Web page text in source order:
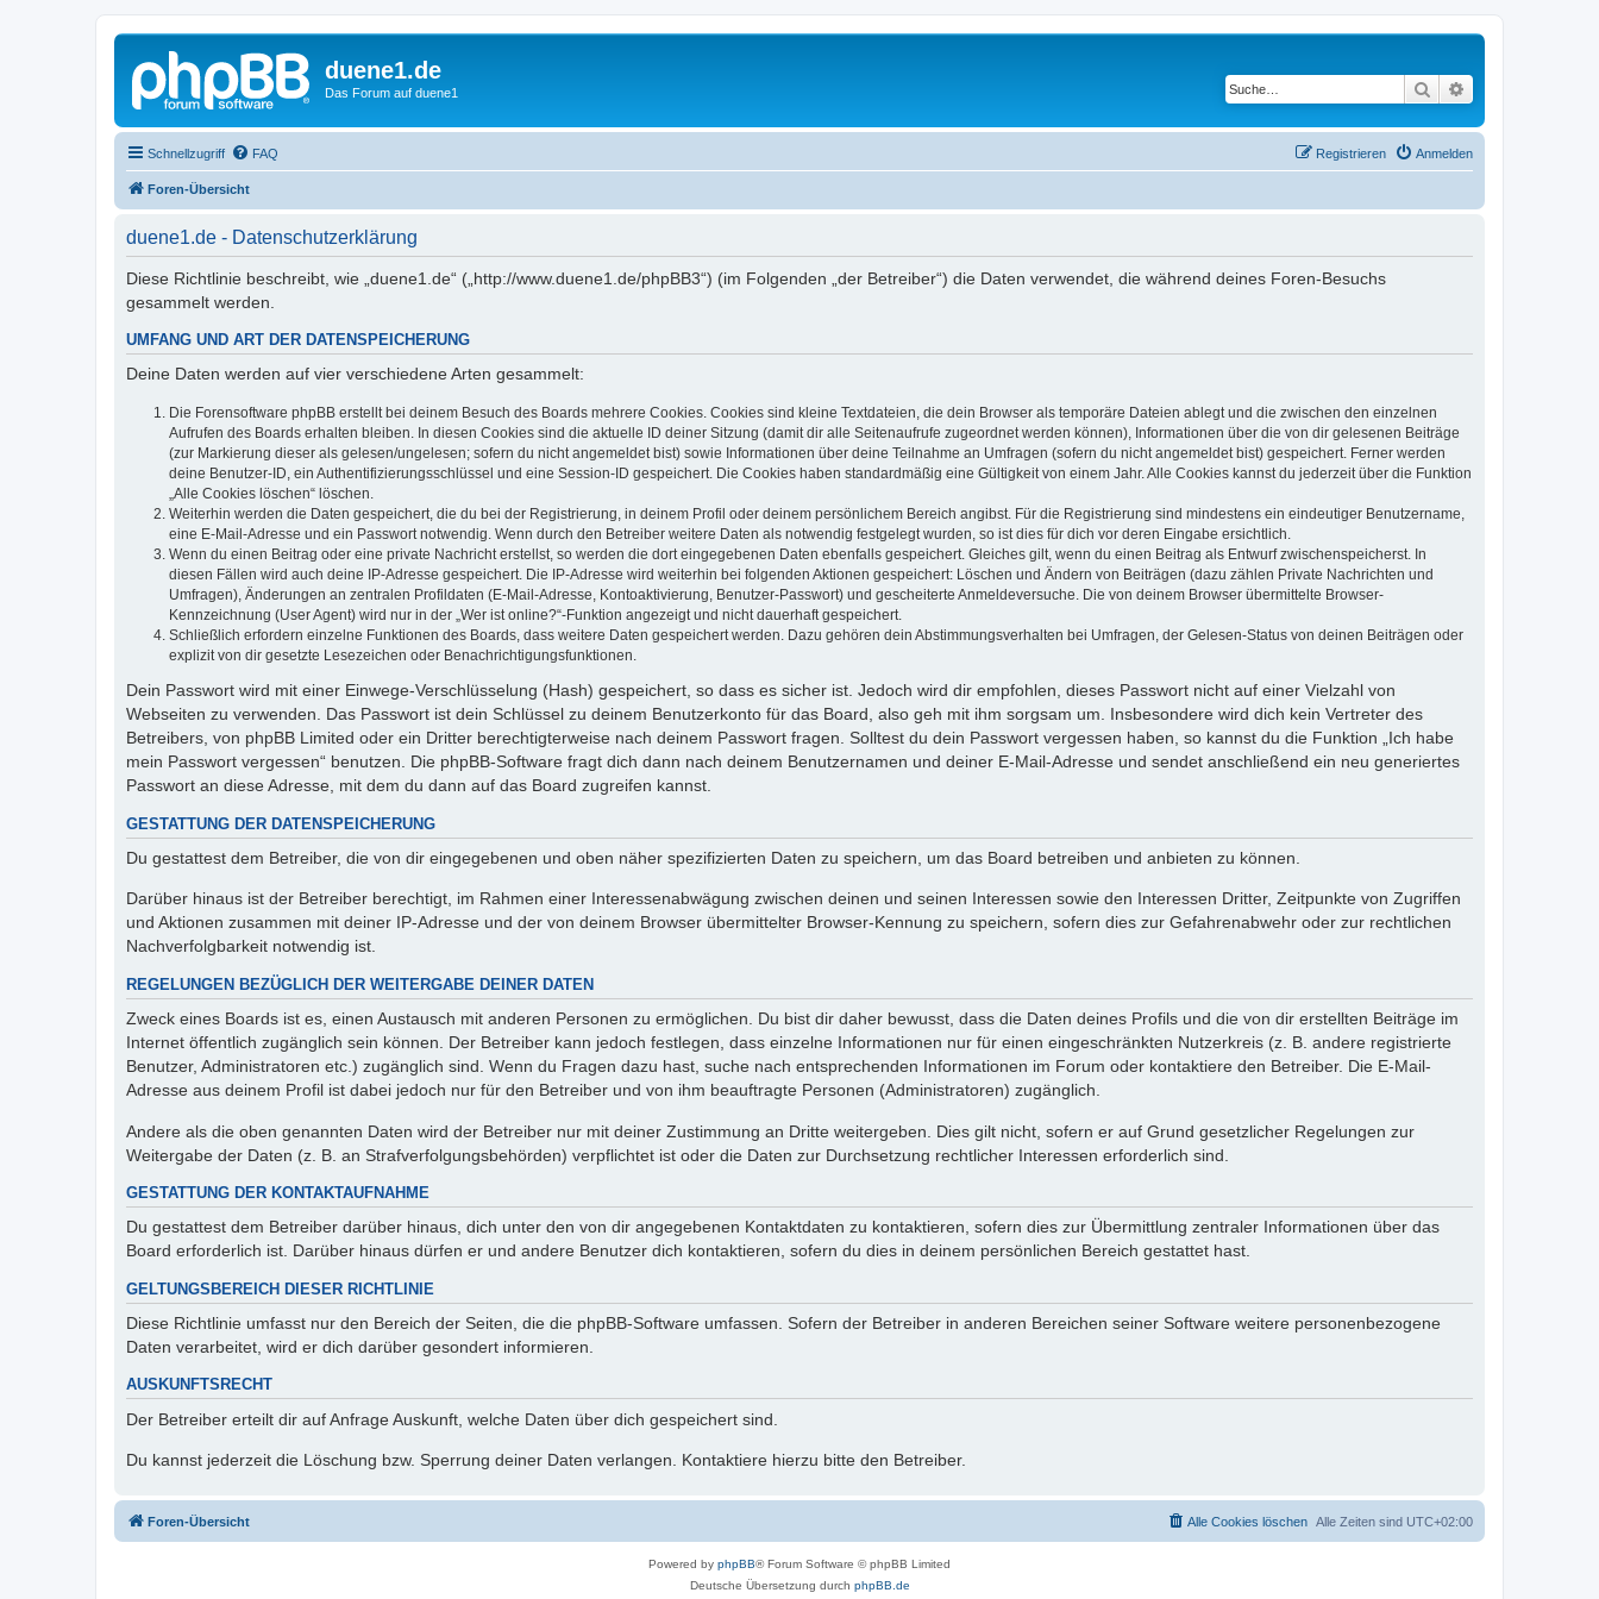
duene1.de
Das Forum auf duene1 Suche
Schnellzugriff FAQ Anmelden
Registrieren
Foren-Übersicht
duene1.de - Datenschutzerklärung
Diese Richtlinie beschreibt, wie „duene1.de“ („http://www.duene1.de/phpBB3“) (im Folgenden „der Betreiber“) die Daten verwendet, die während deines Foren-Besuchs
gesammelt werden.
UMFANG UND ART DER DATENSPEICHERUNG
Deine Daten werden auf vier verschiedene Arten gesammelt:
Die Forensoftware phpBB erstellt bei deinem Besuch des Boards mehrere Cookies. Cookies sind kleine Textdateien, die dein Browser als temporäre Dateien ablegt und die zwischen den einzelnen
Aufrufen des Boards erhalten bleiben. In diesen Cookies sind die aktuelle ID deiner Sitzung (damit dir alle Seitenaufrufe zugeordnet werden können), Informationen über die von dir gelesenen Beiträge
(zur Markierung dieser als gelesen/ungelesen; sofern du nicht angemeldet bist) sowie Informationen über deine Teilnahme an Umfragen (sofern du nicht angemeldet bist) gespeichert. Ferner werden
deine Benutzer-ID, ein Authentifizierungsschlüssel und eine Session-ID gespeichert. Die Cookies haben standardmäßig eine Gültigkeit von einem Jahr. Alle Cookies kannst du jederzeit über die Funktion
„Alle Cookies löschen“ löschen.
Weiterhin werden die Daten gespeichert, die du bei der Registrierung, in deinem Profil oder deinem persönlichem Bereich angibst. Für die Registrierung sind mindestens ein eindeutiger Benutzername,
eine E-Mail-Adresse und ein Passwort notwendig. Wenn durch den Betreiber weitere Daten als notwendig festgelegt wurden, so ist dies für dich vor deren Eingabe ersichtlich.
Wenn du einen Beitrag oder eine private Nachricht erstellst, so werden die dort eingegebenen Daten ebenfalls gespeichert. Gleiches gilt, wenn du einen Beitrag als Entwurf zwischenspeicherst. In
diesen Fällen wird auch deine IP-Adresse gespeichert. Die IP-Adresse wird weiterhin bei folgenden Aktionen gespeichert: Löschen und Ändern von Beiträgen (dazu zählen Private Nachrichten und
Umfragen), Änderungen an zentralen Profildaten (E-Mail-Adresse, Kontoaktivierung, Benutzer-Passwort) und gescheiterte Anmeldeversuche. Die von deinem Browser übermittelte Browser-
Kennzeichnung (User Agent) wird nur in der „Wer ist online?“-Funktion angezeigt und nicht dauerhaft gespeichert.
Schließlich erfordern einzelne Funktionen des Boards, dass weitere Daten gespeichert werden. Dazu gehören dein Abstimmungsverhalten bei Umfragen, der Gelesen-Status von deinen Beiträgen oder
explizit von dir gesetzte Lesezeichen oder Benachrichtigungsfunktionen.
Dein Passwort wird mit einer Einwege-Verschlüsselung (Hash) gespeichert, so dass es sicher ist. Jedoch wird dir empfohlen, dieses Passwort nicht auf einer Vielzahl von
Webseiten zu verwenden. Das Passwort ist dein Schlüssel zu deinem Benutzerkonto für das Board, also geh mit ihm sorgsam um. Insbesondere wird dich kein Vertreter des
Betreibers, von phpBB Limited oder ein Dritter berechtigterweise nach deinem Passwort fragen. Solltest du dein Passwort vergessen haben, so kannst du die Funktion „Ich habe
mein Passwort vergessen“ benutzen. Die phpBB-Software fragt dich dann nach deinem Benutzernamen und deiner E-Mail-Adresse und sendet anschließend ein neu generiertes
Passwort an diese Adresse, mit dem du dann auf das Board zugreifen kannst.
GESTATTUNG DER DATENSPEICHERUNG
Du gestattest dem Betreiber, die von dir eingegebenen und oben näher spezifizierten Daten zu speichern, um das Board betreiben und anbieten zu können.
Darüber hinaus ist der Betreiber berechtigt, im Rahmen einer Interessenabwägung zwischen deinen und seinen Interessen sowie den Interessen Dritter, Zeitpunkte von Zugriffen
und Aktionen zusammen mit deiner IP-Adresse und der von deinem Browser übermittelter Browser-Kennung zu speichern, sofern dies zur Gefahrenabwehr oder zur rechtlichen
Nachverfolgbarkeit notwendig ist.
REGELUNGEN BEZÜGLICH DER WEITERGABE DEINER DATEN
Zweck eines Boards ist es, einen Austausch mit anderen Personen zu ermöglichen. Du bist dir daher bewusst, dass die Daten deines Profils und die von dir erstellten Beiträge im
Internet öffentlich zugänglich sein können. Der Betreiber kann jedoch festlegen, dass einzelne Informationen nur für einen eingeschränkten Nutzerkreis (z. B. andere registrierte
Benutzer, Administratoren etc.) zugänglich sind. Wenn du Fragen dazu hast, suche nach entsprechenden Informationen im Forum oder kontaktiere den Betreiber. Die E-Mail-
Adresse aus deinem Profil ist dabei jedoch nur für den Betreiber und von ihm beauftragte Personen (Administratoren) zugänglich.
Andere als die oben genannten Daten wird der Betreiber nur mit deiner Zustimmung an Dritte weitergeben. Dies gilt nicht, sofern er auf Grund gesetzlicher Regelungen zur
Weitergabe der Daten (z. B. an Strafverfolgungsbehörden) verpflichtet ist oder die Daten zur Durchsetzung rechtlicher Interessen erforderlich sind.
GESTATTUNG DER KONTAKTAUFNAHME
Du gestattest dem Betreiber darüber hinaus, dich unter den von dir angegebenen Kontaktdaten zu kontaktieren, sofern dies zur Übermittlung zentraler Informationen über das
Board erforderlich ist. Darüber hinaus dürfen er und andere Benutzer dich kontaktieren, sofern du dies in deinem persönlichen Bereich gestattet hast.
GELTUNGSBEREICH DIESER RICHTLINIE
Diese Richtlinie umfasst nur den Bereich der Seiten, die die phpBB-Software umfassen. Sofern der Betreiber in anderen Bereichen seiner Software weitere personenbezogene
Daten verarbeitet, wird er dich darüber gesondert informieren.
AUSKUNFTSRECHT
Der Betreiber erteilt dir auf Anfrage Auskunft, welche Daten über dich gespeichert sind.
Du kannst jederzeit die Löschung bzw. Sperrung deiner Daten verlangen. Kontaktiere hierzu bitte den Betreiber.
Foren-Übersicht Alle Zeiten sind UTC+02:00
Alle Cookies löschen
Powered by phpBB® Forum Software © phpBB Limited
Deutsche Übersetzung durch phpBB.de